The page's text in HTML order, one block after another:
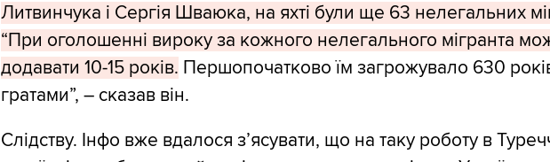
Литвинчука і Сергія Шваюка, на яхті були ще 63 нелегальних
“При оголошенні вироку за кожного нелегального мігранта
додавати 10-15 років. Першопочатково їм загрожувало 630
гратами”, – сказав він.
Слідству. Інфо вже вдалося з’ясувати, що на таку роботу в